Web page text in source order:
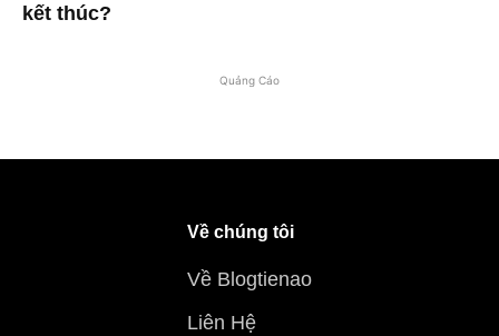
kết thúc?
Quảng Cáo
Về chúng tôi
Về Blogtienao
Liên Hệ